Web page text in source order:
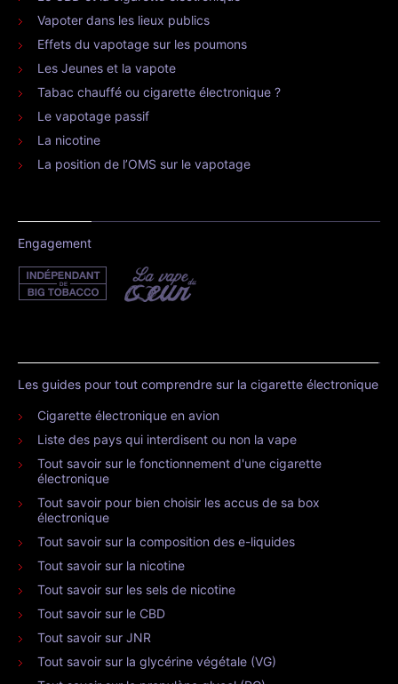
Vapoter dans les lieux publics
Effets du vapotage sur les poumons
Les Jeunes et la vapote
Tabac chauffé ou cigarette électronique ?
Le vapotage passif
La nicotine
La position de l’OMS sur le vapotage
Engagement
Les guides pour tout comprendre sur la cigarette électronique
Cigarette électronique en avion
Liste des pays qui interdisent ou non la vape
Tout savoir sur le fonctionnement d'une cigarette
électronique
Tout savoir pour bien choisir les accus de sa box
électronique
Tout savoir sur la composition des e-liquides
Tout savoir sur la nicotine
Tout savoir sur les sels de nicotine
Tout savoir sur le CBD
Tout savoir sur JNR
Tout savoir sur la glycérine végétale (VG)